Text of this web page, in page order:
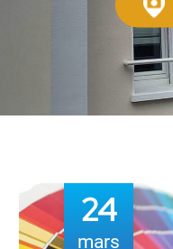
12
mai